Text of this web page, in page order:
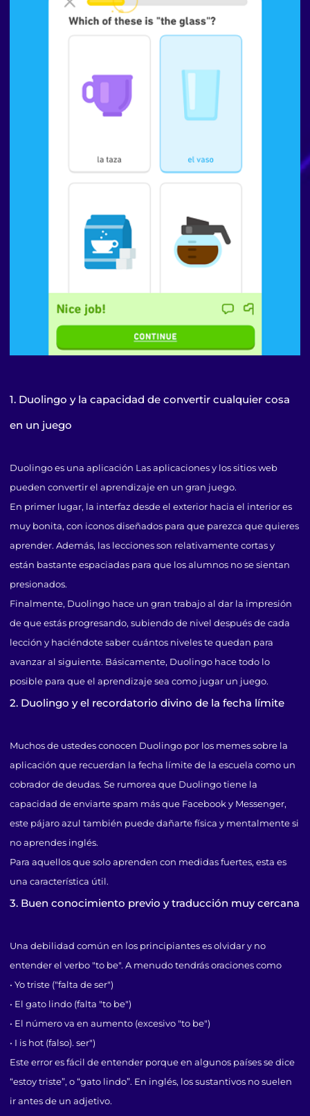
1. Duolingo y la capacidad de convertir cualquier cosa
en un juego
Duolingo es una aplicación Las aplicaciones y los sitios web
pueden convertir el aprendizaje en un gran juego.
En primer lugar, la interfaz desde el exterior hacia el interior es
muy bonita, con iconos diseñados para que parezca que quieres
aprender. Además, las lecciones son relativamente cortas y
están bastante espaciadas para que los alumnos no se sientan
presionados.
Finalmente, Duolingo hace un gran trabajo al dar la impresión
de que estás progresando, subiendo de nivel después de cada
lección y haciéndote saber cuántos niveles te quedan para
avanzar al siguiente. Básicamente, Duolingo hace todo lo
posible para que el aprendizaje sea como jugar un juego.
2. Duolingo y el recordatorio divino de la fecha límite
Muchos de ustedes conocen Duolingo por los memes sobre la
aplicación que recuerdan la fecha límite de la escuela como un
cobrador de deudas. Se rumorea que Duolingo tiene la
capacidad de enviarte spam más que Facebook y Messenger,
este pájaro azul también puede dañarte física y mentalmente si
no aprendes inglés.
Para aquellos que solo aprenden con medidas fuertes, esta es
una característica útil.
3. Buen conocimiento previo y traducción muy cercana
Una debilidad común en los principiantes es olvidar y no
entender el verbo "to be". A menudo tendrás oraciones como
• Yo triste ("falta de ser")
• El gato lindo (falta "to be")
• El número va en aumento (excesivo "to be")
• I is hot (falso). ser")
Este error es fácil de entender porque en algunos países se dice
“estoy triste”, o “gato lindo”. En inglés, los sustantivos no suelen
ir antes de un adjetivo.